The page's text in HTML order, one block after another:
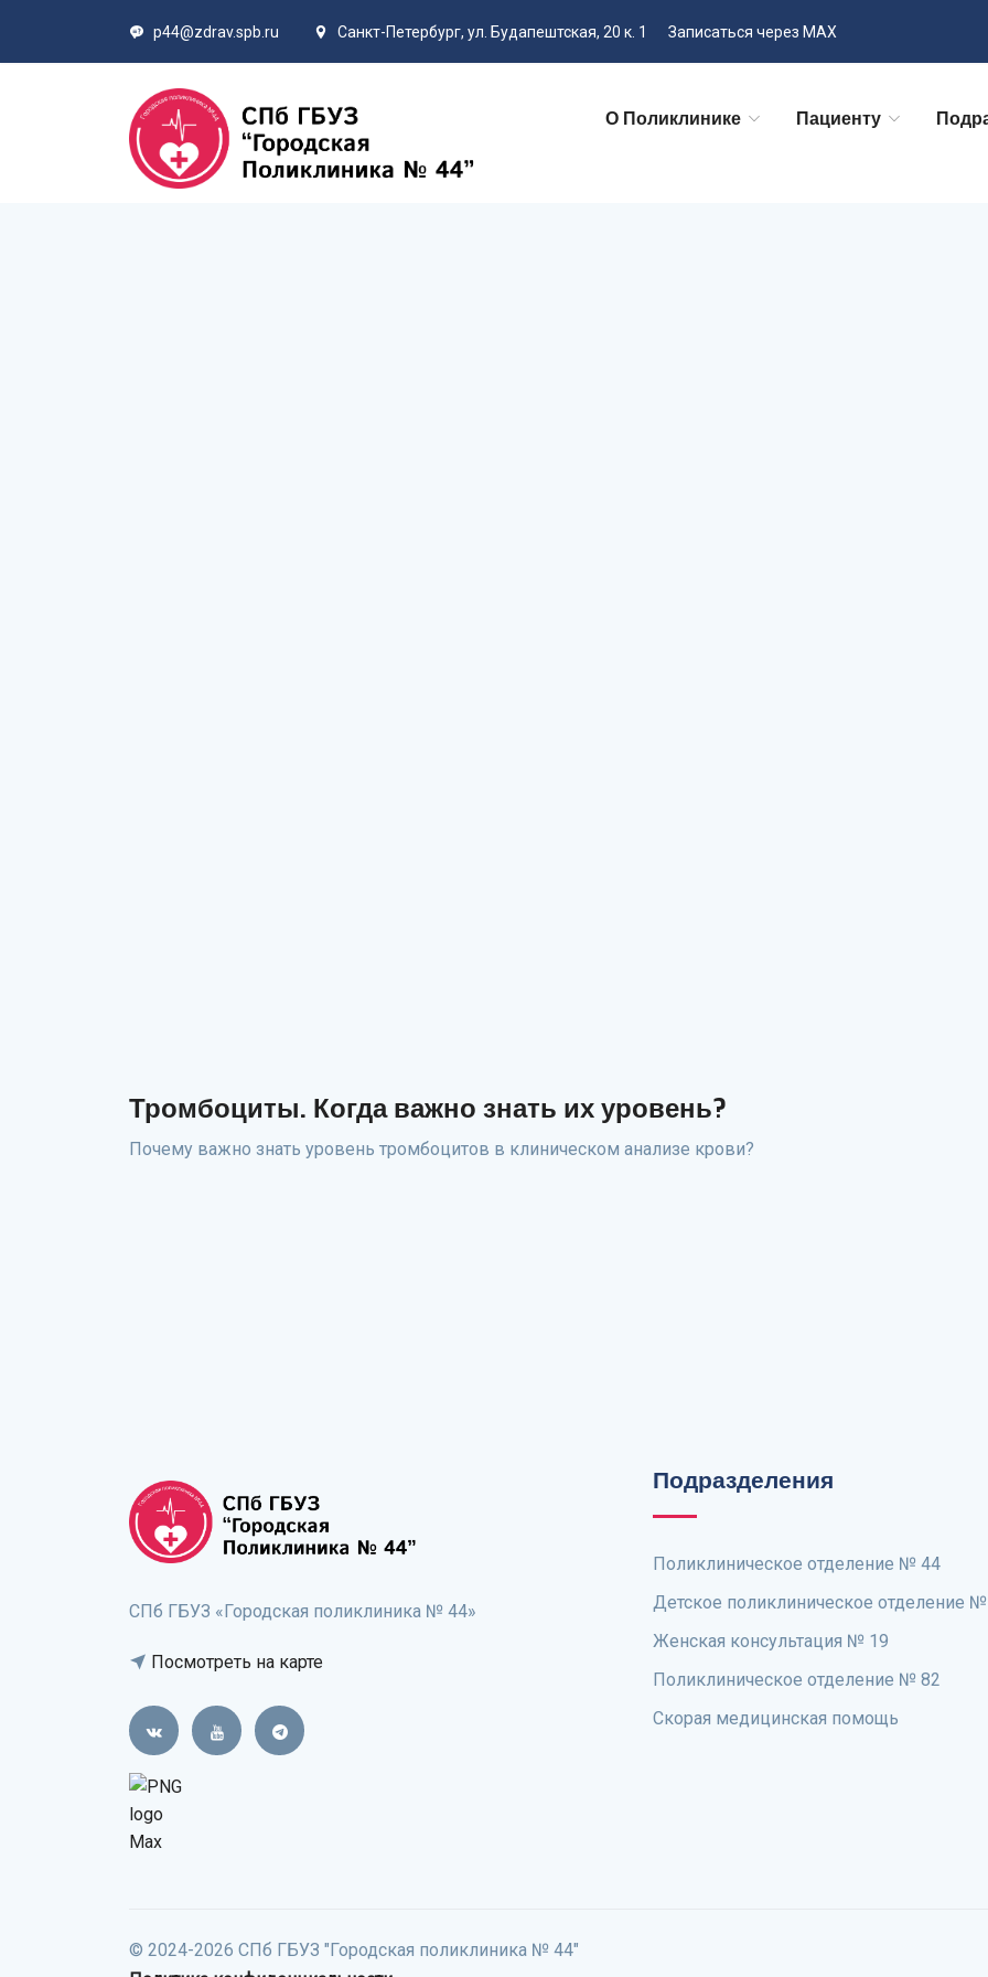
p44@zdrav.spb.ru Санкт-Петербург, ул. Будапештская, 20 к. 1 Записаться через MAX
О Поликлинике Пациенту
Тромбоциты. Когда важно знать их уровень?
Почему важно знать уровень тромбоцитов в клиническом анализе крови?
СПб ГБУЗ «Городская поликлиника № 44»
Посмотреть на карте
Подразделения
Поликлиническое отделение № 44
Детское поликлиническое отделение №
Женская консультация № 19
Поликлиническое отделение № 82
Скорая медицинская помощь
© 2024-2026 СПб ГБУЗ "Городская поликлиника № 44"